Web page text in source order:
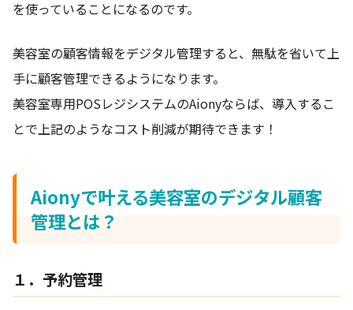
を使っていることになるのです。
美容室の顧客情報をデジタル管理すると、無駄を省いて上
手に顧客管理できるようになります。
美容室専用POSレジシステムのAionyならば、導入するこ
とで上記のようなコスト削減が期待できます！
Aionyで叶える美容室のデジタル顧客
管理とは？
１．予約管理